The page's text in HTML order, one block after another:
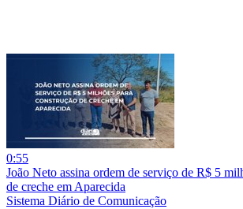
0:55
João Neto assina ordem de serviço de R$ 5
de creche em Aparecida
Sistema Diário de Comunicação